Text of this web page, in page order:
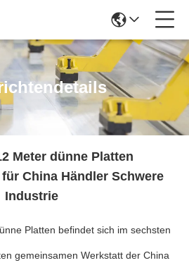
Meter dünne Platten
China Händler Schwere
Industrie
Platten befindet sich im sechsten
gemeinsamen Werkstatt der China